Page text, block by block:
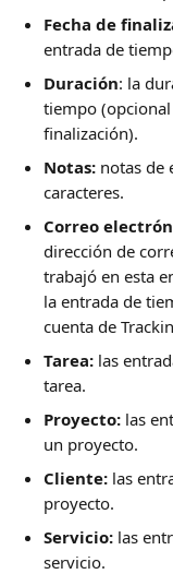
Fecha de
entrada de
Duración: la
tiempo
finalización).
Notas: notas de
caracteres.
Correo
dirección de
trabajó en esta
la entrada de
cuenta de
Tarea: las
tarea.
Proyecto: las
un proyecto.
Cliente: las
proyecto.
Servicio: las
servicio.